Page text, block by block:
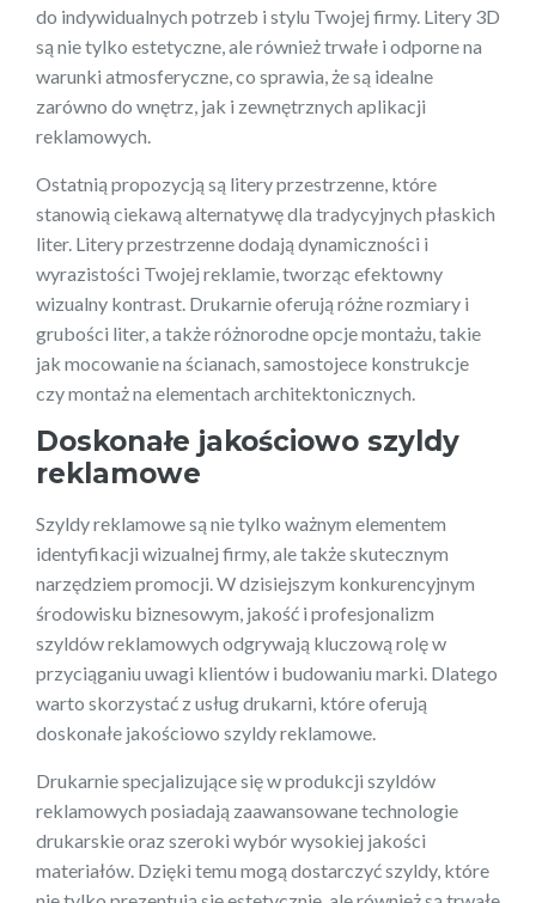
do indywidualnych potrzeb i stylu Twojej firmy. Litery 3D
są nie tylko estetyczne, ale również trwałe i odporne na
warunki atmosferyczne, co sprawia, że są idealne
zarówno do wnętrz, jak i zewnętrznych aplikacji
reklamowych.
Ostatnią propozycją są litery przestrzenne, które
stanowią ciekawą alternatywę dla tradycyjnych płaskich
liter. Litery przestrzenne dodają dynamiczności i
wyrazistości Twojej reklamie, tworząc efektowny
wizualny kontrast. Drukarnie oferują różne rozmiary i
grubości liter, a także różnorodne opcje montażu, takie
jak mocowanie na ścianach, samostojece konstrukcje
czy montaż na elementach architektonicznych.
Doskonałe jakościowo szyldy
reklamowe
Szyldy reklamowe są nie tylko ważnym elementem
identyfikacji wizualnej firmy, ale także skutecznym
narzędziem promocji. W dzisiejszym konkurencyjnym
środowisku biznesowym, jakość i profesjonalizm
szyldów reklamowych odgrywają kluczową rolę w
przyciąganiu uwagi klientów i budowaniu marki. Dlatego
warto skorzystać z usług drukarni, które oferują
doskonałe jakościowo szyldy reklamowe.
Drukarnie specjalizujące się w produkcji szyldów
reklamowych posiadają zaawansowane technologie
drukarskie oraz szeroki wybór wysokiej jakości
materiałów. Dzięki temu mogą dostarczyć szyldy, które